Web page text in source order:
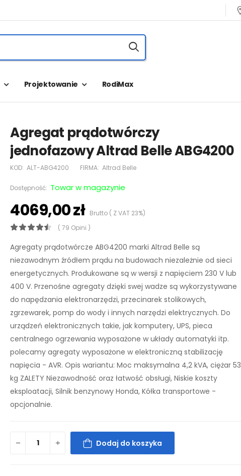
Projektowanie RodiMax
Agregat prądotwórczy
jednofazowy Altrad Belle ABG4200
KOD: ALT-ABG4200 FIRMA: Altrad Belle
Dostępność: Towar w magazynie
4069,00 złBrutto ( Z VAT 23%)
( 79 Opini )
Agregaty prądotwórcze ABG4200 marki Altrad Belle są
niezawodnym źródłem prądu na budowach niezależnie od sieci
energetycznych. Produkowane są w wersji z napięciem 230 V lub
400 V. Przenośne agregaty dzięki swej wadze są wykorzystywane
do napędzania elektronarzędzi, przecinarek stolikowych,
zgrzewarek, pomp do wody i innych narzędzi elektrycznych. Do
urządzeń elektronicznych takie, jak komputery, UPS, pieca
centralnego ogrzewania wyposażone w układy automatyki itp.
polecamy agregaty wyposażone w elektroniczną stabilizację
napięcia - AVR. Opis wariantu: Moc maksymalna 4,2 kVA, ciężar 53
kg ZALETY Niezawodność oraz łatwość obsługi, Niskie koszty
eksploatacji, Silnik benzynowy Honda, Kółka transportowe -
opcjonalnie.
Dodaj do koszyka